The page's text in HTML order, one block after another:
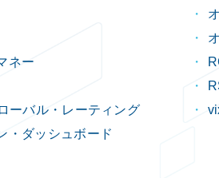
ネー
ーバル・レーティング
・ダッシュボード